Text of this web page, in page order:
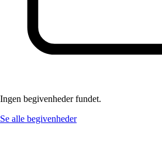
Ingen begivenheder fundet.
Se alle begivenheder